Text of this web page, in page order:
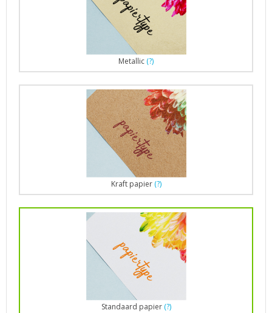
Metallic (?)
Kraft papier (?)
Standaard papier (?)